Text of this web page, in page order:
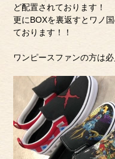
ど配置されております！
更にBOXを裏返すとワノ
ております！！
ワンピースファンの方は必